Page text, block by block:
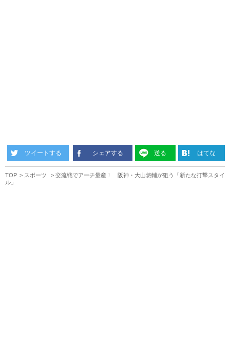
ツイートする シェアする 送る はてな
TOP スポーツ
交流戦でアーチ量産！ 阪神・大山悠輔が狙う「新たな打撃スタイ
ル」